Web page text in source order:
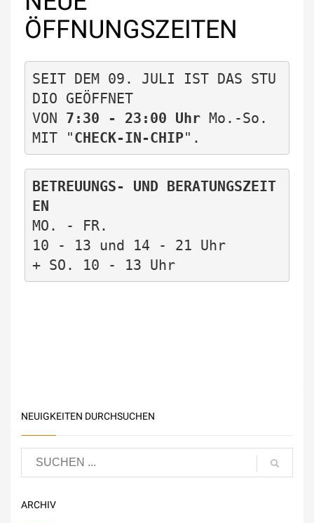
ÖFFNUNGSZEITEN
SEIT DEM 09. JULI IST DAS STU
DIO GEÖFFNET
VON 7:30 - 23:00 Uhr
MIT "CHECK-IN-CHIP
BETREUUNGS- UND BERATUNGSZEIT
EN
MO. - FR.
10 - 13 und 14 - 21 Uhr
+ SO. 10 - 13 Uhr
NEUIGKEITEN DURCHSUCHEN
ARCHIV